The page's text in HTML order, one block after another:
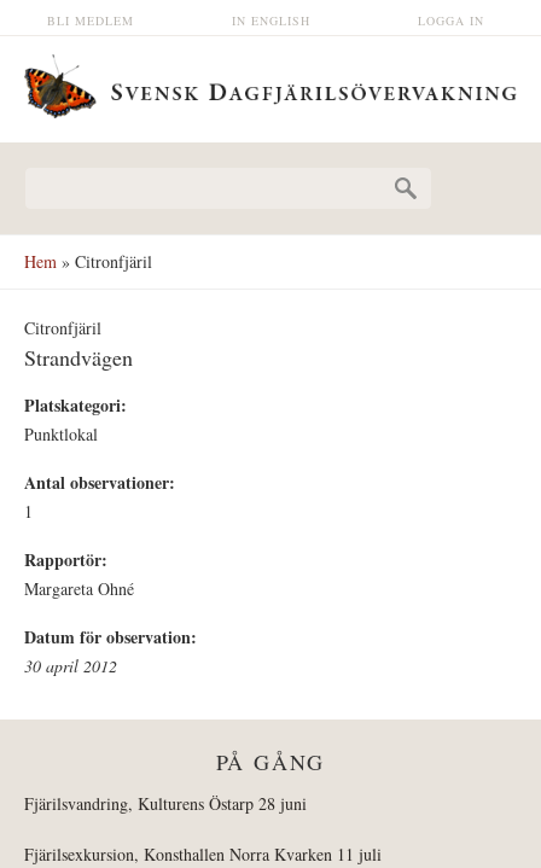
Hoppa till huvudinnehåll LOGGA IN
IN ENGLISH
BLI MEDLEM
Hem » Citronfjäril
Citronfjäril
Strandvägen
Platskategori:
Punktlokal
Antal observationer:
1
Rapportör:
Margareta Ohné
Datum för observation:
30 april 2012
PÅ GÅNG
Fjärilsvandring, Kulturens Östarp 28 juni
Fjärilsexkursion, Konsthallen Norra Kvarken 11 juli